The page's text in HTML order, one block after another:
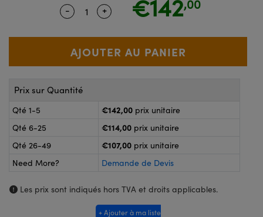
de Poche ou à Mesure Directe
: Microscopie
: Caméras
Optiques Lightpath
Gratings™
Quantity Selector
- Use the plus and minus buttons to
+ €142,00
Prix sur Quantité
Qté 1-5 €142,00 prix unitaire
Qté 6-25
€114,00 prix unitaire
Qté 26-49
€107,00 prix unitaire
Need More?
Demande de Devis
Les prix sont indiqués hors TVA et droits applicables.
+ Ajouter à ma liste